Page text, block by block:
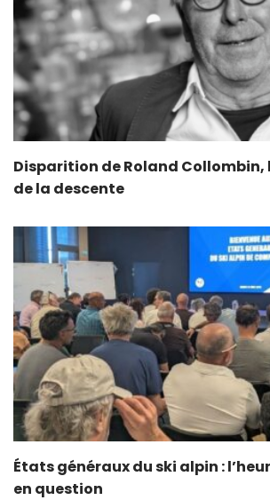
Disparition de Roland Collombin,
de la descente
États généraux du ski alpin :
en question